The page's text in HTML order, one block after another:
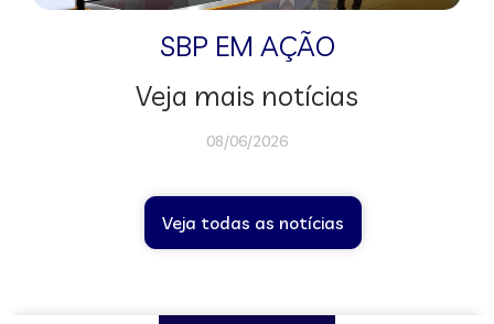
SBP EM AÇÃO
Veja mais notícias
08/06/2026
Veja todas as notícias